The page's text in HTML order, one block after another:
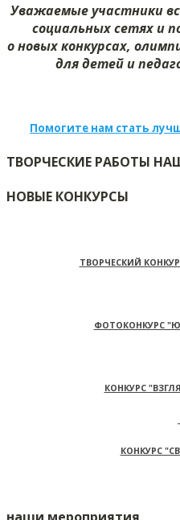
Уважаемые участники
социальных сетях и
о новых конкурсах,
для детей и
Помогите нам стать
ТВОРЧЕСКИЕ РАБОТЫ
НОВЫЕ КОНКУРСЫ
ТВОРЧЕСКИЙ КОНКУРС
ФОТОКОНКУРС
КОНКУРС
КОНКУРС